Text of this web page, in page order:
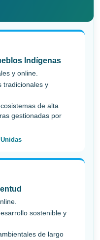
Indígenas
y online.
tradicionales y
de alta
gestionadas por
sostenible y
de largo